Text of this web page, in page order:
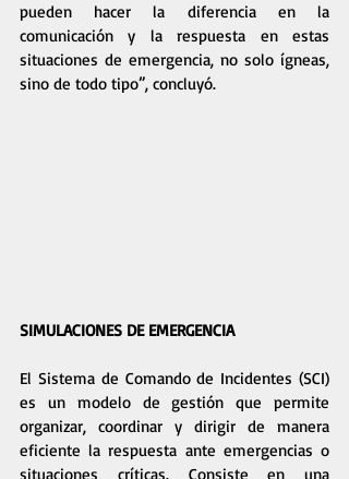
pueden hacer la diferencia en la
comunicación y la respuesta en estas
situaciones de emergencia, no solo ígneas,
sino de todo tipo”, concluyó.
SIMULACIONES DE EMERGENCIA
El Sistema de Comando de Incidentes (SCI)
es un modelo de gestión que permite
organizar, coordinar y dirigir de manera
eficiente la respuesta ante emergencias o
situaciones críticas. Consiste en una